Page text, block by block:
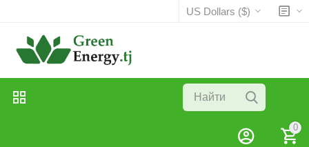
US Dollars ($)
0